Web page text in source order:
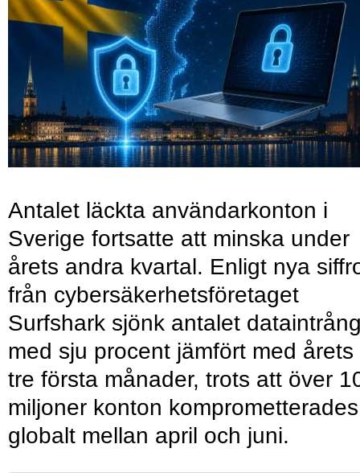
Antalet läckta användarkonton i
Sverige fortsatte att minska under
årets andra kvartal. Enligt nya
från cybersäkerhetsföretaget
Surfshark sjönk antalet
med sju procent jämfört med årets
tre första månader, trots att över
miljoner konton komprometterades
globalt mellan april och juni.